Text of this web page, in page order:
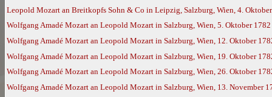
Leopold Mozart an Breitkopfs Sohn & Co in Leipzig, Salzburg, Wien, 4.
Wolfgang Amadé Mozart an Leopold Mozart in Salzburg, Wien, 5. Oktober
Wolfgang Amadé Mozart an Leopold Mozart in Salzburg, Wien, 12. Oktober
Wolfgang Amadé Mozart an Leopold Mozart in Salzburg, Wien, 19. Oktober
Wolfgang Amadé Mozart an Leopold Mozart in Salzburg, Wien, 26. Oktober
Wolfgang Amadé Mozart an Leopold Mozart in Salzburg, Wien, 13. November